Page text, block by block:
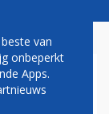
van
onbeperkt
Apps.